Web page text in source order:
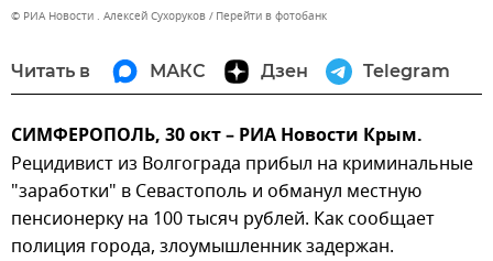
© РИА Новости . Алексей Сухоруков Перейти в фотобанк
Читать в МАКС Дзен Telegram
СИМФЕРОПОЛЬ, 30 окт – РИА Новости Крым.
Рецидивист из Волгограда прибыл на криминальные
"заработки" в Севастополь и обманул местную
пенсионерку на 100 тысяч рублей. Как сообщает
полиция города, злоумышленник задержан.